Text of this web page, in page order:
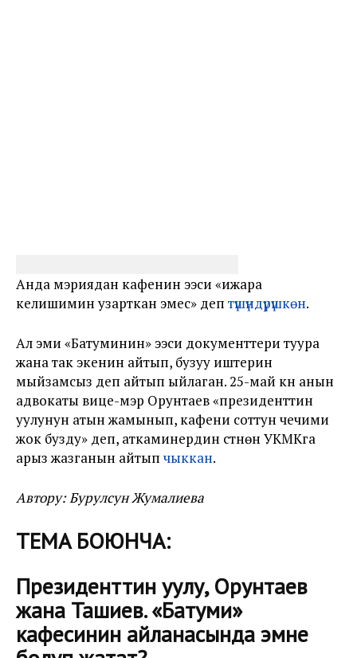
Анда мэриядан кафенин ээси «ижара
келишимин узарткан эмес» деп түшүндүрүшкөн.
Ал эми «Батуминин» ээси документтери туура
жана так экенин айтып, бузуу иштерин
мыйзамсыз деп айтып ыйлаган. 25-май күнү анын
адвокаты вице-мэр Орунтаев «президенттин
уулунун атын жамынып, кафени соттун чечими
жок бузду» деп, аткаминердин үстүнөн УКМКга
арыз жазганын айтып чыккан.
Автору: Бурулсун Жумалиева
ТЕМА БОЮНЧА:
Президенттин уулу, Орунтаев
жана Ташиев. «Батуми»
кафесинин айланасында эмне